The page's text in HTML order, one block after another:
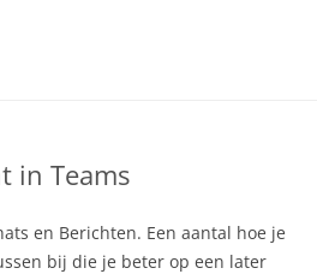
in Teams
en Berichten. Een aantal hoe je
bij die je beter op een later